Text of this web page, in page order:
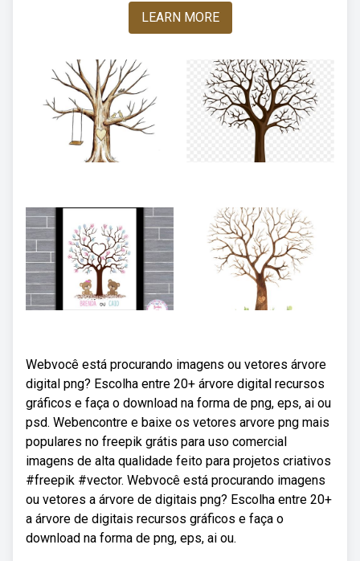
LEARN MORE
Webvocê está procurando imagens ou vetores árvore
digital png? Escolha entre 20+ árvore digital recursos
gráficos e faça o download na forma de png, eps, ai ou
psd. Webencontre e baixe os vetores arvore png mais
populares no freepik grátis para uso comercial
imagens de alta qualidade feito para projetos criativos
#freepik #vector. Webvocê está procurando imagens
ou vetores a árvore de digitais png? Escolha entre 20+
a árvore de digitais recursos gráficos e faça o
download na forma de png, eps, ai ou.